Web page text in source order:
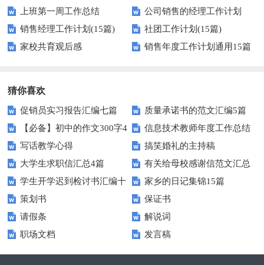
上班第一周工作总结
公司销售的经理工作计划
销售经理工作计划(15篇)
社团工作计划(15篇)
家校共育观后感
销售年度工作计划通用15篇
猜你喜欢
促销员实习报告汇编七篇
质量承诺书的范文汇编5篇
【必备】初中的作文300字4
篇
信息技术教师年度工作总结
写话教学心得
搞笑婚礼的主持稿
大学生求职信汇总4篇
有关给母校感谢信范文汇总
九篇
学生开学迟到检讨书汇编十
篇
家乡的日记集锦15篇
策划书
保证书
请假条
解说词
职场文档
发言稿